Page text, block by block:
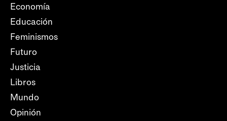
Economía
Educación
Feminismos
Futuro
Justicia
Libros
Mundo
Opinión